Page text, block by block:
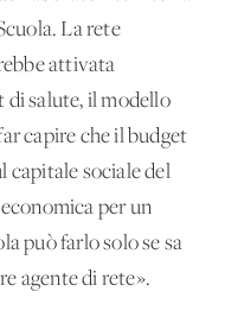
La rete
attivata
salute, il modello
capire che il budget
capitale sociale del
per un
può farlo solo se sa
agente di rete».